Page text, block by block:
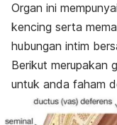
Organ ini
kencing serta
hubungan intim
Berikut merupakan
untuk anda faham